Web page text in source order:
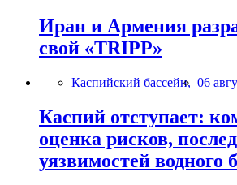
Иран и Армения
свой «TRIPP»
Каспийский бассейн, 06
Каспий отступает:
оценка рисков,
уязвимостей водного